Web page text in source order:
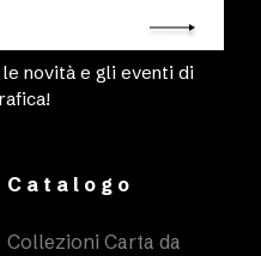
novità e gli eventi di
Catalogo
Collezioni Carta da